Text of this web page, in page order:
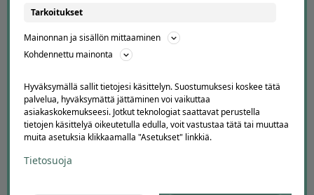
Suosittele Offerillaa
TUTUSTU MEIHIN
Tietoa meistä
Tilaa uutiskirje
Avoimet työpaikat
Offerilla mediassa
YRITYKSILLE
Tarkoitukset
Mainonnan ja sisällön mittaaminen
Kohdennettu mainonta
Hyväksymällä sallit tietojesi käsittelyn. Suostumuksesi koskee tätä
palvelua, hyväksymättä jättäminen voi vaikuttaa
asiakaskokemukseesi. Jotkut teknologiat saattavat perustella
tietojen käsittelyä oikeutetulla edulla, voit vastustaa tätä tai muuttaa
muita asetuksia klikkaamalla "Asetukset" linkkiä.
Tietosuoja